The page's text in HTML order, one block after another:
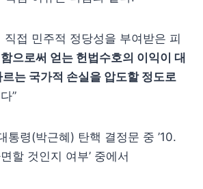
직접 민주적 정당성을 부여받은 피
으로써 얻는 헌법수호의 이익이 대
는 국가적 손실을 압도할 정도로
”
통령(박근혜) 탄핵 결정문 중 ’10.
할 것인지 여부’ 중에서